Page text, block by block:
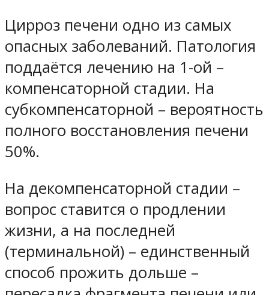
Цирроз печени одно из самых
опасных заболеваний. Патология
поддаётся лечению на 1-ой –
компенсаторной стадии. На
субкомпенсаторной – вероятность
полного восстановления печени
50%.
На декомпенсаторной стадии –
вопрос ставится о продлении
жизни, а на последней
(терминальной) – единственный
способ прожить дольше –